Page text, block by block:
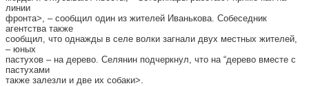
линии
фронта>, – сообщил один из жителей Иванькова. Собеседник
агентства также
сообщил, что однажды в селе волки загнали двух местных жителей,
– юных
пастухов – на дерево. Селянин подчеркнул, что на “дерево вместе с
пастухами
также залезли и две их собаки>.